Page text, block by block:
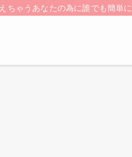
ゃうあなたの為に誰でも簡単